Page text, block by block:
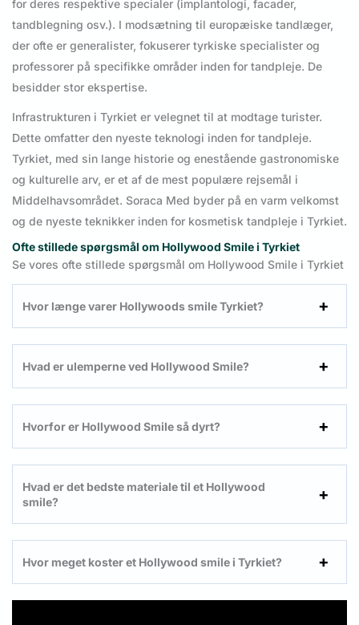
for deres respektive specialer (implantologi, facader,
tandblegning osv.). I modsætning til europæiske tandlæger,
der ofte er generalister, fokuserer tyrkiske specialister og
professorer på specifikke områder inden for tandpleje. De
besidder stor ekspertise.
Infrastrukturen i Tyrkiet er velegnet til at modtage turister.
Dette omfatter den nyeste teknologi inden for tandpleje.
Tyrkiet, med sin lange historie og enestående gastronomiske
og kulturelle arv, er et af de mest populære rejsemål i
Middelhavsområdet. Soraca Med byder på en varm velkomst
og de nyeste teknikker inden for kosmetisk tandpleje i Tyrkiet.
Ofte stillede spørgsmål om Hollywood Smile i Tyrkiet
Se vores ofte stillede spørgsmål om Hollywood Smile i Tyrkiet
Hvor længe varer Hollywoods smile Tyrkiet?
Hvad er ulemperne ved Hollywood Smile?
Hvorfor er Hollywood Smile så dyrt?
Hvad er det bedste materiale til et Hollywood
smile?
Hvor meget koster et Hollywood smile i Tyrkiet?